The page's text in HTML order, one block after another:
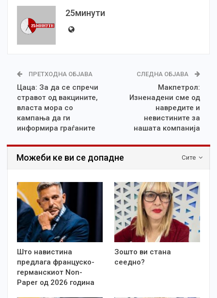
25минути
ПРЕТХОДНА ОБЈАВА
Цаца: За да се спречи
стравот од вакцините,
власта мора со
кампања да ги
информира граѓаните
СЛЕДНА ОБЈАВА
Макпетрол:
Изненадени сме од
навредите и
невистините за
нашата компанија
Сите
Можеби ке ви се допадне
Што навистина
предлага француско-
германскиот Non-
Paper од 2026 година
Зошто ви стана
сеедно?